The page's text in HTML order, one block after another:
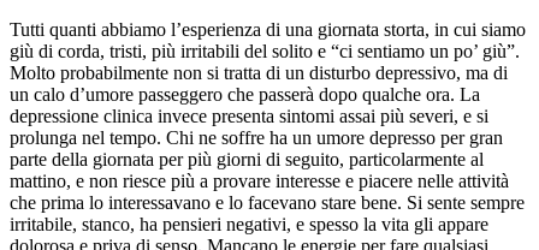
Tutti quanti abbiamo l’esperienza di una giornata storta, in cui siamo
giù di corda, tristi, più irritabili del solito e “ci sentiamo un po’ giù”.
Molto probabilmente non si tratta di un disturbo depressivo, ma di
un calo d’umore passeggero che passerà dopo qualche ora. La
depressione clinica invece presenta sintomi assai più severi, e si
prolunga nel tempo. Chi ne soffre ha un umore depresso per gran
parte della giornata per più giorni di seguito, particolarmente al
mattino, e non riesce più a provare interesse e piacere nelle attività
che prima lo interessavano e lo facevano stare bene. Si sente sempre
irritabile, stanco, ha pensieri negativi, e spesso la vita gli appare
dolorosa e priva di senso. Mancano le energie per fare qualsiasi